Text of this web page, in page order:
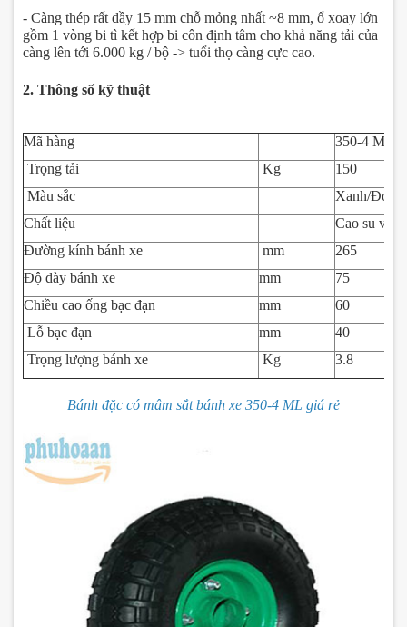
- Càng thép rất dầy 15 mm chỗ mỏng nhất ~8 mm, ổ xoay lớn
gồm 1 vòng bi tì kết hợp bi côn định tâm cho khả năng tải của
càng lên tới 6.000 kg / bộ -> tuổi thọ càng cực cao.
2. Thông số kỹ thuật
Mã hàng
350-4 ML
Trọng tải
Kg
150
Màu sắc
Xanh/Đỏ
Chất liệu
Cao su và
Đường kính bánh xe
mm
265
Độ dày bánh xe
mm
75
Chiều cao ống bạc đạn
mm
60
Lỗ bạc đạn
mm
40
Trọng lượng bánh xe
Kg 3.8
Bánh đặc có mâm sắt bánh xe 350-4 ML giá rẻ